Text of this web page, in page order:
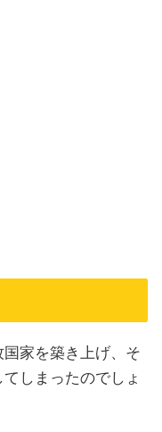
家を築き上げ、そ
しまったのでしょ